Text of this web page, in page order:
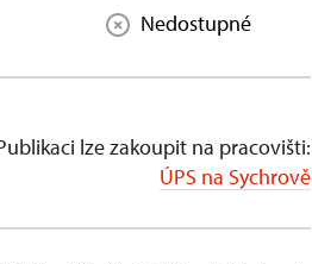
Nedostupné
lze zakoupit na pracovišti:
ÚPS na Sychrově